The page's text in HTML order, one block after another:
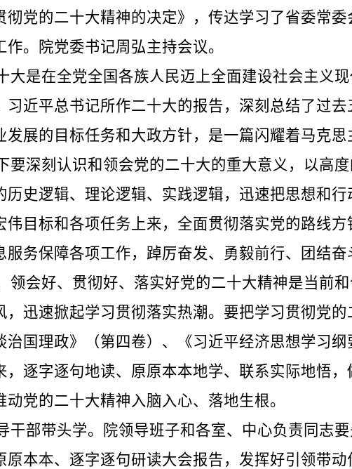
彻党的二十大精神的决定》，传达学习了省委常
。院党委书记周弘主持会议。
在全党全国各族人民迈上全面建设社会主义现
习近平总书记所作二十大的报告，深刻总结了过
展的目标任务和大政方针，是一篇闪耀着马克
刻认识和领会党的二十大的重大意义，以高度
历史逻辑、理论逻辑、实践逻辑，迅速把思想和
伟目标和各项任务上来，全面贯彻落实党的路线
务保障各项工作，踔厉奋发、勇毅前行、团结
好、贯彻好、落实好党的二十大精神是当前和
，迅速掀起学习贯彻落实热潮。要把学习贯彻党
治国理政》（第四卷）、《习近平经济思想学习
，逐字逐句地读、原原本本地学、联系实际地悟
党的二十大精神入脑入心、落地生根。
带头学。院领导班子和各室、中心负责同志要
原本本、逐字逐句研读大会报告，发挥好引领带